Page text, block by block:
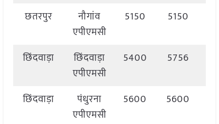
छतरपुर
नौगांव
एपीएमसी
5150 5150
छिंदवाड़ा
छिंदवाड़ा
एपीएमसी
5400 5756
छिंदवाड़ा
पंधुरना
एपीएमसी
5600 5600